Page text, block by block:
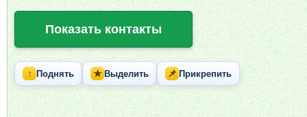
Показать контакты
↑ Поднять ★ Выделить 📌 Прикрепить